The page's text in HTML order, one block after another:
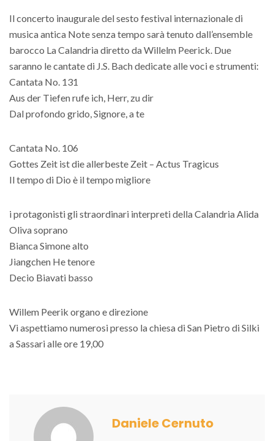
Il concerto inaugurale del sesto festival internazionale di
musica antica Note senza tempo sarà tenuto dall’ensemble
barocco La Calandria diretto da Willelm Peerick. Due
saranno le cantate di J.S. Bach dedicate alle voci e strumenti:
Cantata No. 131
Aus der Tiefen rufe ich, Herr, zu dir
Dal profondo grido, Signore, a te
Cantata No. 106
Gottes Zeit ist die allerbeste Zeit – Actus Tragicus
Il tempo di Dio è il tempo migliore
i protagonisti gli straordinari interpreti della Calandria Alida
Oliva soprano
Bianca Simone alto
Jiangchen He tenore
Decio Biavati basso
Willem Peerik organo e direzione
Vi aspettiamo numerosi presso la chiesa di San Pietro di Silki
a Sassari alle ore 19,00
Daniele Cernuto